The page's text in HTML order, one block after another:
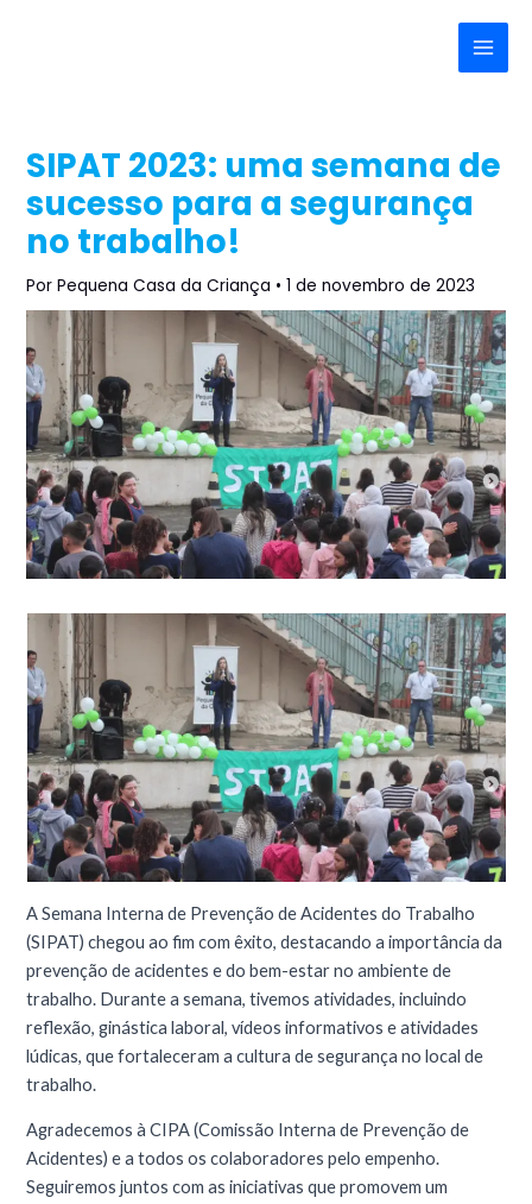
Main
Menu
SIPAT 2023: uma semana de
sucesso para a segurança
no trabalho!
PorPequena Casa da Criança •1 de novembro de 2023
A Semana Interna de Prevenção de Acidentes do Trabalho
(SIPAT) chegou ao fim com êxito, destacando a importância da
prevenção de acidentes e do bem-estar no ambiente de
trabalho. Durante a semana, tivemos atividades, incluindo
reflexão, ginástica laboral, vídeos informativos e atividades
lúdicas, que fortaleceram a cultura de segurança no local de
trabalho.
Agradecemos à CIPA (Comissão Interna de Prevenção de
Acidentes) e a todos os colaboradores pelo empenho.
Seguiremos juntos com as iniciativas que promovem um